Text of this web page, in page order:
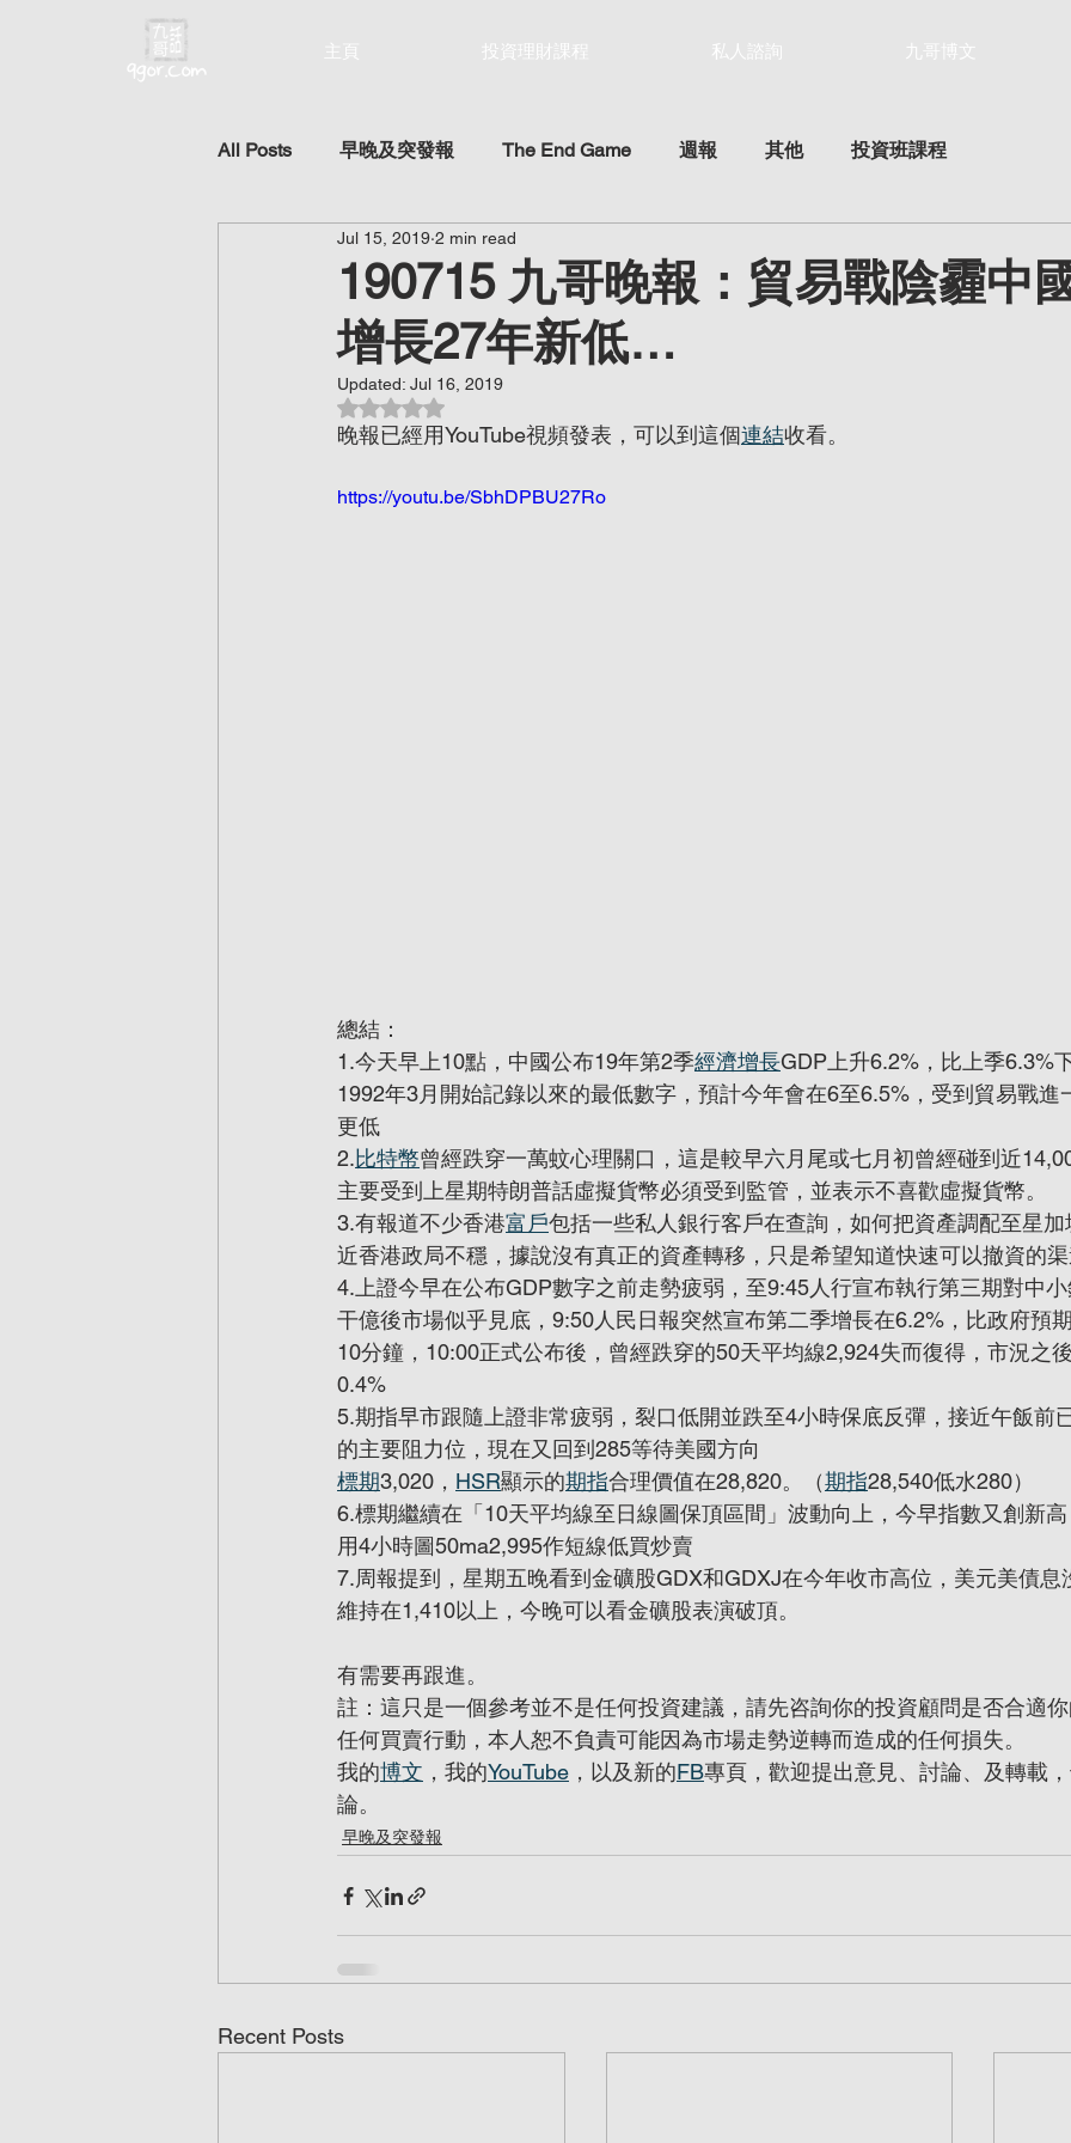
主頁 投資理財課程 私人諮詢 九哥博文
All Posts 早晚及突發報 The End Game 週報 其他 投資班課程
190715 九哥晚報：貿易戰陰霾中
增長27年新低…
Jul 15, 2019 2 min read
Updated: Jul 16, 2019
Rated NaN out of 5 stars.
晚報已經用YouTube視頻發表，可以到這個連結收看。
https://youtu.be/SbhDPBU27Ro
總結：
1.今天早上10點，中國公布19年第2季經濟增長GDP上升6.2%，比上季6.3%
1992年3月開始記錄以來的最低數字，預計今年會在6至6.5%，受到貿易戰進
更低
2.比特幣曾經跌穿一萬蚊心理關口，這是較早六月尾或七月初曾經碰到近
主要受到上星期特朗普話虛擬貨幣必須受到監管，並表示不喜歡虛擬貨幣。
3.有報道不少香港富戶包括一些私人銀行客戶在查詢，如何把資產調配至星
近香港政局不穩，據說沒有真正的資產轉移，只是希望知道快速可以撤資的渠
4.上證今早在公布GDP數字之前走勢疲弱，至9:45人行宣布執行第三期對中
干億後市場似乎見底，9:50人民日報突然宣布第二季增長在6.2%，比政府預
10分鐘，10:00正式公布後，曾經跌穿的50天平均線2,924失而復得，市況之
0.4%
5.期指早市跟隨上證非常疲弱，裂口低開並跌至4小時保底反彈，接近午飯前
的主要阻力位，現在又回到285等待美國方向
標期3,020， HSR顯示的期指合理價值在28,820。（期指28,540低水280）
6.標期繼續在「10天平均線至日線圖保頂區間」波動向上，今早指數又創新
用4小時圖50ma2,995作短線低買炒賣
7.周報提到，星期五晚看到金礦股GDX和GDXJ在今年收市高位，美元美債息
維持在1,410以上，今晚可以看金礦股表演破頂。
有需要再跟進。
註：這只是一個參考並不是任何投資建議，請先咨詢你的投資顧問是否合適
任何買賣行動，本人恕不負責可能因為市場走勢逆轉而造成的任何損失。
我的博文 ，我的YouTube ，以及新的FB專頁，歡迎提出意見、討論、及轉載
論。
早晚及突發報
Recent Posts